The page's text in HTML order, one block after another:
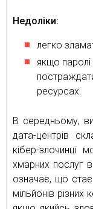
Недоліки:
легко
якщо
ресурсах.
В середньому,
дата-центрів
кібер-злочинці
хмарних послуг
означає, що
мільйонів